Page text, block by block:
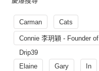
Carman Cats
Connie 李玥穎 - Founder of
Drip39
Elaine
Gary In